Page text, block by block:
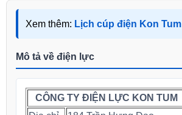
Xem thêm: Lịch cúp điện Kon Tum
Mô tả về điện lực
CÔNG TY ĐIỆN LỰC KON TUM